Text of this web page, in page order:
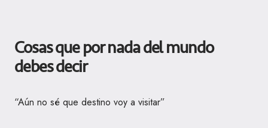
Cosas que por nada del mundo
debes decir
“Aún no sé que destino voy a visitar”